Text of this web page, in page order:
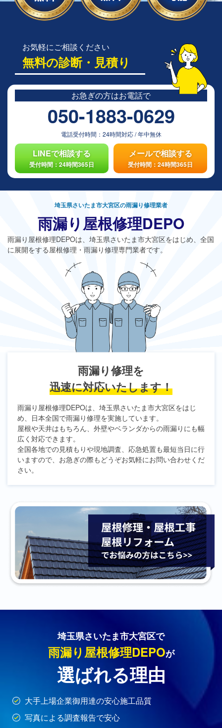
お気軽にご相談ください
無料の診断・見積り
お急ぎの方はお電話で
050-1883-0629
電話受付時間： 24時間対応/年中無休
LINEで相談する
受付時間：24時間365日
メールで相談する
受付時間：24時間365日
埼玉県さいたま市大宮区の雨漏り修理業者
雨漏り屋根修理DEPO
雨漏り屋根修理DEPOは、埼玉県さいたま市大宮区をはじめ、全国
に展開をする屋根修理・雨漏り修理専門業者です。
雨漏り修理を
迅速に対応いたします！
雨漏り屋根修理DEPOは、埼玉県さいたま市大宮区をはじ
め、日本全国で雨漏り修理を実施しています。
屋根や天井はもちろん、外壁やベランダからの雨漏りにも幅
広く対応できます。
全国各地での見積もりや現地調査、応急処置も最短当日に行
いますので、お急ぎの際もどうぞお気軽にお問い合わせくだ
さい。
埼玉県さいたま市大宮区で
雨漏り屋根修理DEPOが
選ばれる理由
大手上場企業御用達の安心施工品質
写真による調査報告で安心